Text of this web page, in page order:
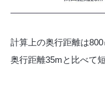
計算上の奥行距離は
奥行距離35mと比べて